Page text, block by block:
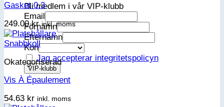
Bli medlem i vår VIP-klubb
Email
Förnamn
Efternamn
Kön
Jag accepterar integritetspolicyn
Gasket 0.3
249.00kr inkl. moms
Snabbkoll
Okategoriserad
Vis À Épaulement
54.63 kr inkl. moms